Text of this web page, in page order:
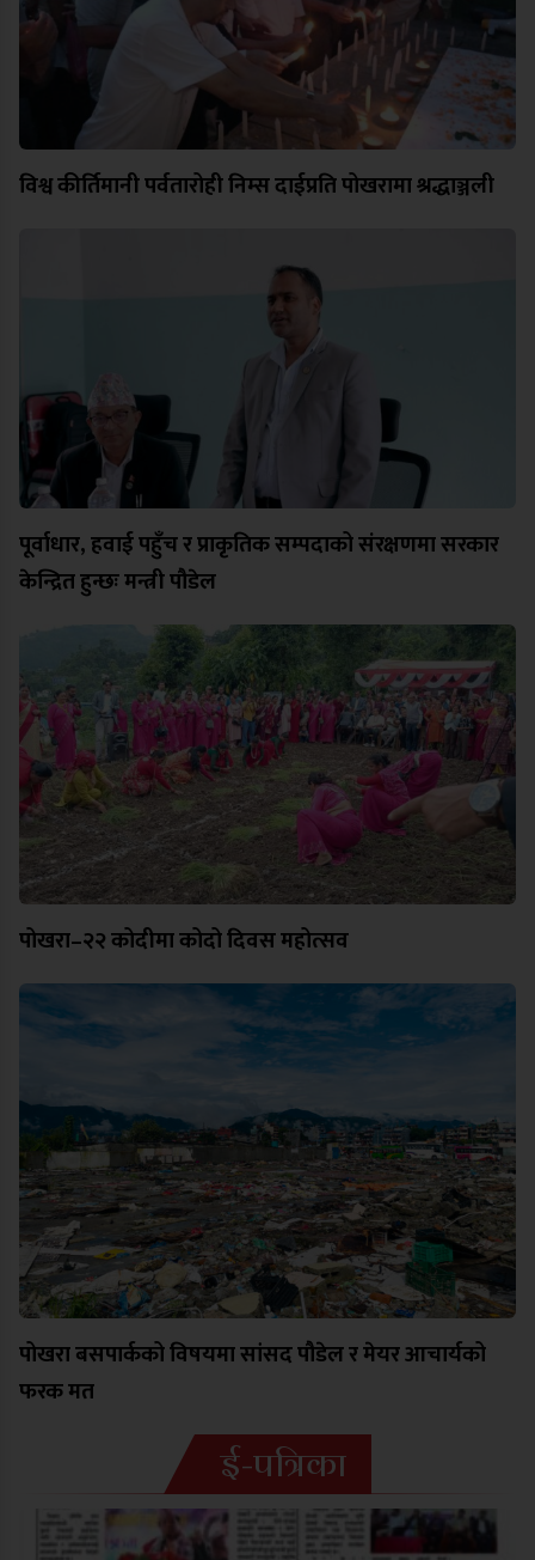
विश्व कीर्तिमानी पर्वतारोही निम्स दाईप्रति पोखरामा श्रद्धाञ्जली
पूर्वाधार, हवाई पहुँच र प्राकृतिक सम्पदाको संरक्षणमा सरकार
केन्द्रित हुन्छः मन्त्री पौडेल
पोखरा–२२ कोदीमा कोदो दिवस महोत्सव
पोखरा बसपार्कको विषयमा सांसद पौडेल र मेयर आचार्यको
फरक मत
ई-पत्रिका